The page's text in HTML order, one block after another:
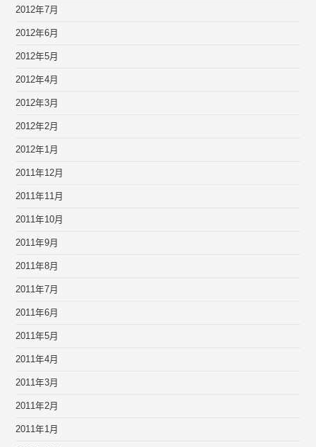
2012年7月
2012年6月
2012年5月
2012年4月
2012年3月
2012年2月
2012年1月
2011年12月
2011年11月
2011年10月
2011年9月
2011年8月
2011年7月
2011年6月
2011年5月
2011年4月
2011年3月
2011年2月
2011年1月